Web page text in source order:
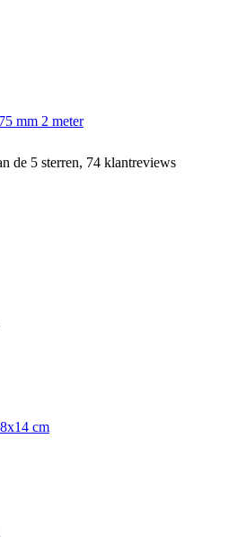
mm 2 meter
de 5 sterren, 74 klantreviews
cm